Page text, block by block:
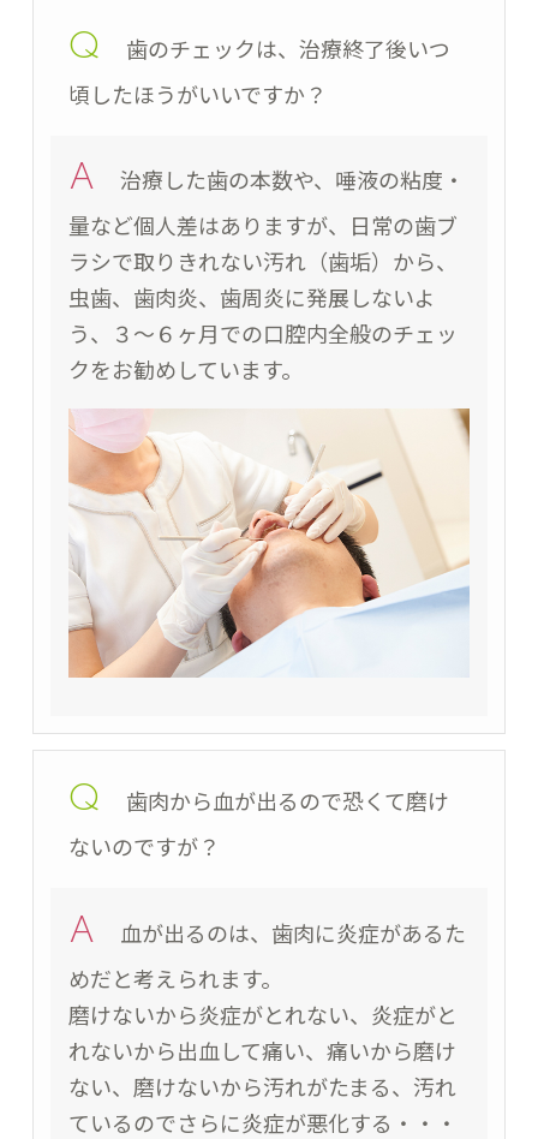
Q
歯のチェックは、治療終了後いつ
頃したほうがいいですか？
A
治療した歯の本数や、唾液の粘度・
量など個人差はありますが、日常の歯ブ
ラシで取りきれない汚れ（歯垢）から、
虫歯、歯肉炎、歯周炎に発展しないよ
う、３～６ヶ月での口腔内全般のチェッ
クをお勧めしています。
Q
歯肉から血が出るので恐くて磨け
ないのですが？
A
血が出るのは、歯肉に炎症があるた
めだと考えられます。
磨けないから炎症がとれない、炎症がと
れないから出血して痛い、痛いから磨け
ない、磨けないから汚れがたまる、汚れ
ているのでさらに炎症が悪化する・・・